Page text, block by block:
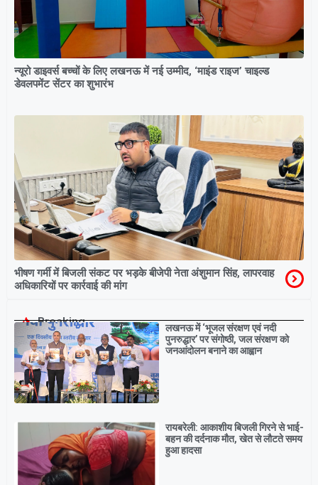
न्यूरो डाइवर्स बच्चों के लिए लखनऊ में नई उम्मीद, ‘माइंड राइज’ चाइल्ड
डेवलपमेंट सेंटर का शुभारंभ
भीषण गर्मी में बिजली संकट पर भड़के बीजेपी नेता अंशुमान सिंह, लापरवाह
अधिकारियों पर कार्रवाई की मांग
Breaking
लखनऊ में ‘भूजल संरक्षण एवं नदी
पुनरुद्धार’ पर संगोष्ठी, जल संरक्षण को
जनआंदोलन बनाने का आह्वान
रायबरेली: आकाशीय बिजली गिरने से भाई-
बहन की दर्दनाक मौत, खेत से लौटते समय
हुआ हादसा